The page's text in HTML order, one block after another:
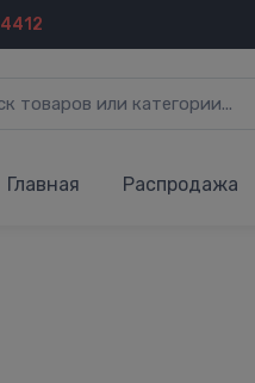
Главная Распродажа